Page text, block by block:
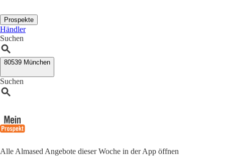
Prospekte
Händler
Suchen
80539 München
Suchen
Alle Almased Angebote dieser Woche in der App öffnen